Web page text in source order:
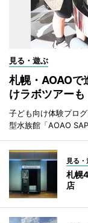
見る・遊ぶ
札幌・AOAO
けラボツアーも
子ども向け体験プロ
型水族館「AOAO
見る
札幌
店